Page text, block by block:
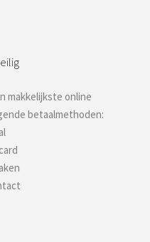
makkelijkste online
betaalmethoden: